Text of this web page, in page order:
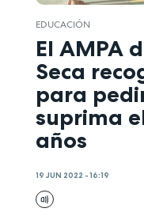
EDUCACIÓN
El AMPA
Seca
para
suprima
años
19 JUN 2022 - 16:19